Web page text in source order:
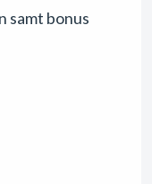
samt bonus